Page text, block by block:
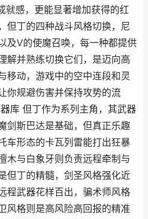
就感，更能显著增加获得的红
但丁的四种战斗风格切换，尼
及V的使魔召唤，每一种都提供
解并熟练切换它们，是迈向高
移动，游戏中的空中连段和灵
你规避伤害并保持攻势的流
库 但丁作为系列主角，其武器
剑斯巴达是基础，但真正乐趣
车形态的卡瓦列雷能打出狂暴
木与白象牙则负责远程牵制与
但丁的精髓，剑圣风格强化近
程武器花样百出，骗术师风格
风格则是高风险高回报的精准